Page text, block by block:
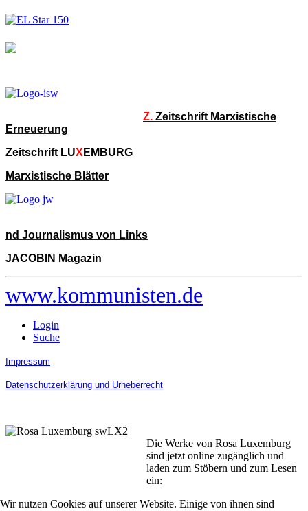
Z. Zeitschrift Marxistische
Erneuerung
Zeitschrift LUX EMBURG
Marxistische Blätter
nd Journalismus von Links
JACOBIN Magazin
www.kommunisten.de
Login
Suche
Impressum
Datenschutzerklärung und Urheberrecht
Die Werke von Rosa Luxemburg
sind jetzt online zugänglich und
laden zum Stöbern und zum Lesen
ein:
Wir nutzen Cookies auf unserer Website. Einige von ihnen sind